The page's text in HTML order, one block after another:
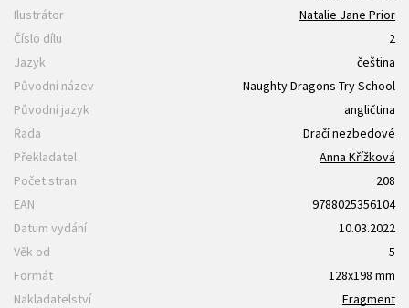
Ilustrátor
Natalie Jane Prior
Číslo dílu
2
Jazyk
čeština
Původní název
Naughty Dragons Try School
Původní jazyk
angličtina
Řada
Dračí nezbedové
Překladatel
Anna Křížková
Počet stran
208
EAN
9788025356104
Datum vydání
10.03.2022
Věk od
5
Formát
128x198 mm
Nakladatelství
Fragment